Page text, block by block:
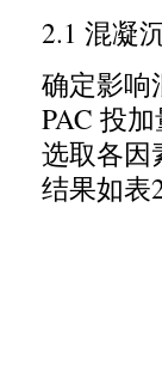
2.1 混凝
确定影响
PAC 投加
选取各因
结果如表